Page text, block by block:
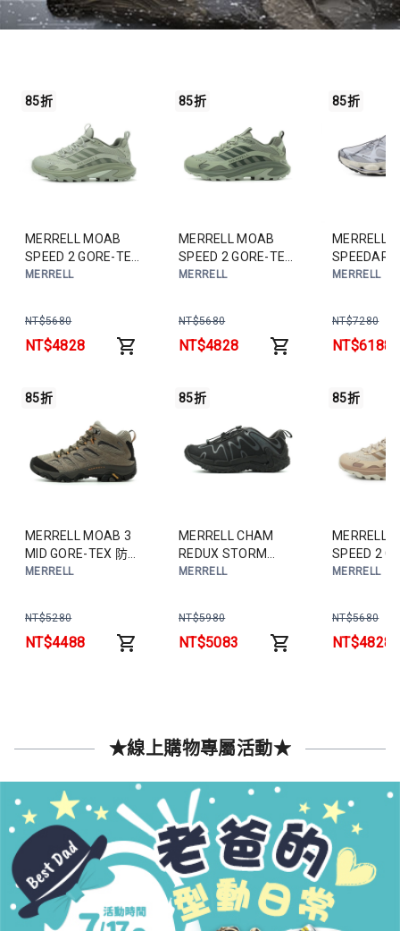
85折
MERRELL MOAB
SPEED 2 GORE-TEX
防潑水登山鞋 茶綠
MERRELL
NT$5680
NT$4828
85折
MERRELL MOAB
SPEED 2 GORE-TEX
防潑水登山鞋 茶綠
MERRELL
NT$5680
NT$4828
85折
MERRELL
GORE-TEX
MERRELL
NT$7280
NT$6188
85折
MERRELL MOAB 3
MID GORE-TEX 防潑
水登山鞋 岩灰
MERRELL
NT$5280
NT$4488
85折
MERRELL CHAM
REDUX STORM
GORE-TEX 防潑水鞋
MERRELL
NT$5980
NT$5083
85折
MERRELL
SPEED 2
防潑水登山
MERRELL
NT$5680
NT$4828
★線上購物專屬活動★